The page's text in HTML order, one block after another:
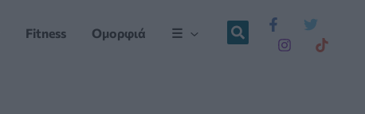
Fitness Ομορφιά ☰